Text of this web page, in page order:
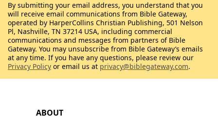
ABOUT
By submitting your email address, you understand that you
will receive email communications from Bible Gateway,
operated by HarperCollins Christian Publishing, 501 Nelson
Pl, Nashville, TN 37214 USA, including commercial
communications and messages from partners of Bible
Gateway. You may unsubscribe from Bible Gateway’s emails
at any time. If you have any questions, please review our
Privacy Policy or email us at privacy@biblegateway.com.